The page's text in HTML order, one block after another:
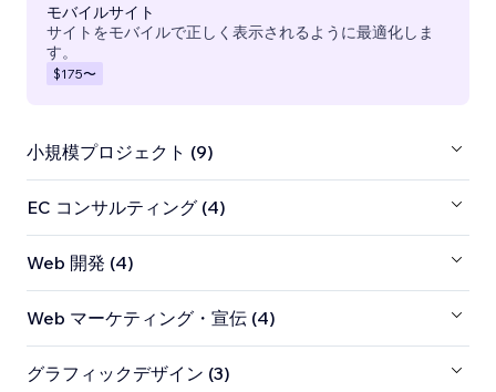
モバイルサイト
サイトをモバイルで正しく表示されるように最適化しま
す。
$175〜
小規模プロジェクト (9)
EC コンサルティング (4)
Web 開発 (4)
Web マーケティング・宣伝 (4)
グラフィックデザイン (3)